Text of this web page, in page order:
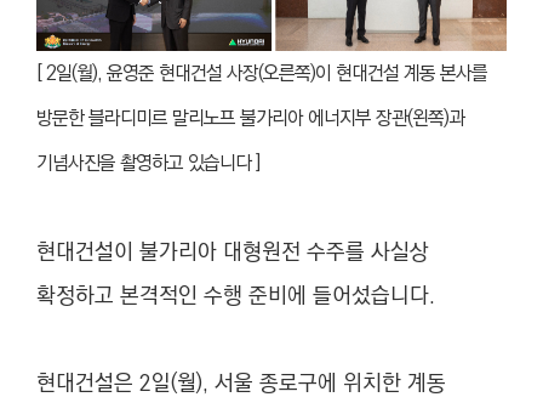
[2일(월), 윤영준 현대건설 사장(오른쪽)이 현대건설 계동 본사를
방문한 블라디미르 말리노프 불가리아 에너지부 장관(왼쪽)과
기념사진을 촬영하고 있습니다]
현대건설이 불가리아 대형원전 수주를 사실상
확정하고 본격적인 수행 준비에 들어섰습니다.
현대건설은 2일(월), 서울 종로구에 위치한 계동